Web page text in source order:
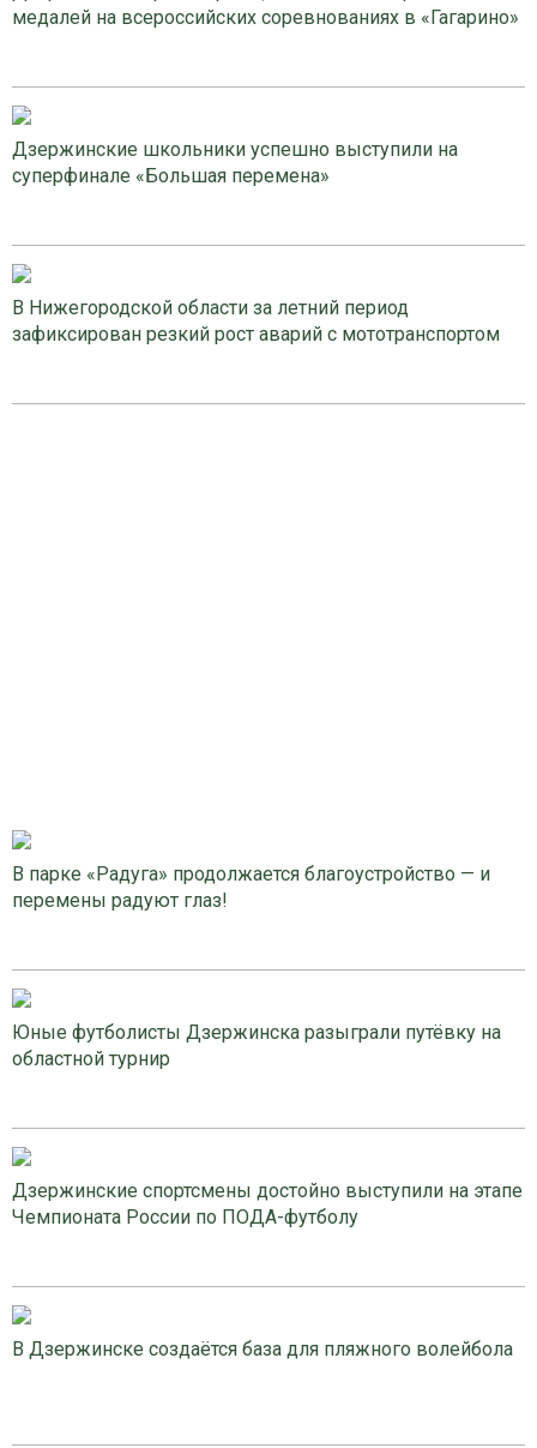
медалей на всероссийских соревнованиях в «Гагарино»
Дзержинские школьники успешно выступили на
суперфинале «Большая перемена»
В Нижегородской области за летний период
зафиксирован резкий рост аварий с мототранспортом
В парке «Радуга» продолжается благоустройство — и
перемены радуют глаз!
Юные футболисты Дзержинска разыграли путёвку на
областной турнир
Дзержинские спортсмены достойно выступили на этапе
Чемпионата России по ПОДА-футболу
В Дзержинске создаётся база для пляжного волейбола